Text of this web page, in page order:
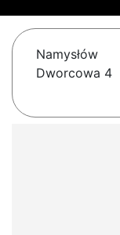
Namysłów
Dworcowa 4